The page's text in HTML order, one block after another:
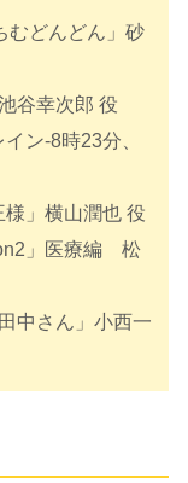
むどんどん」砂
谷幸次郎 役
ン-8時23分、
」横山潤也 役
」医療編 松
中さん」小西一